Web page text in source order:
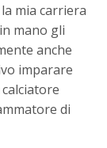
mia carriera
mano gli
anche
imparare
di